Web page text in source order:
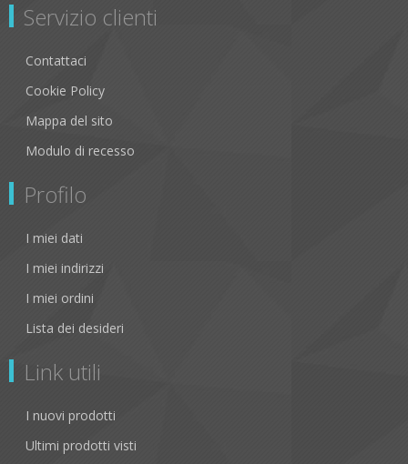
Servizio clienti
Contattaci
Cookie Policy
Mappa del sito
Modulo di recesso
Profilo
I miei dati
I miei indirizzi
I miei ordini
Lista dei desideri
Link utili
I nuovi prodotti
Ultimi prodotti visti